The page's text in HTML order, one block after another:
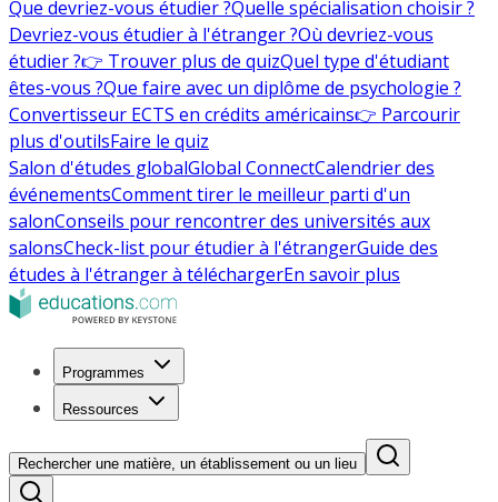
Que devriez-vous étudier ?Quelle spécialisation choisir ?
Devriez-vous étudier à l'étranger ?Où devriez-vous
étudier ?👉 Trouver plus de quizQuel type d'étudiant
êtes-vous ?Que faire avec un diplôme de psychologie ?
Convertisseur ECTS en crédits américains👉 Parcourir
plus d'outilsFaire le quiz
Salon d'études globalGlobal ConnectCalendrier des
événementsComment tirer le meilleur parti d'un
salonConseils pour rencontrer des universités aux
salonsCheck-list pour étudier à l'étrangerGuide des
études à l'étranger à téléchargerEn savoir plus
Programmes
Ressources
Rechercher une matière, un établissement ou un lieu